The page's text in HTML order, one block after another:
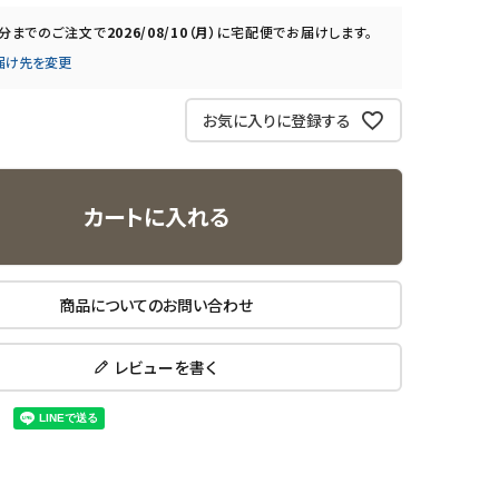
までのご注文で2026/08/10（月） に宅配便でお届けします。
け先を変更
お気に入りに登録する
カートに入れる
商品についてのお問い合わせ
レビューを書く